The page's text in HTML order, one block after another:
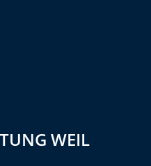
WEIL